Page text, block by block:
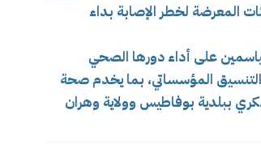
المعرضة لخطر الإصابة بداء
على أداء دورها الصحي
المؤسساتي، بما يخدم صحة
ببلدية بوفاطيس وولاية وهران